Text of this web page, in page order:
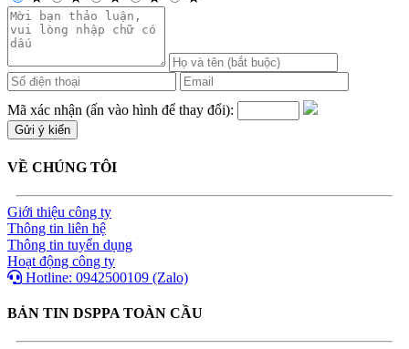
Mã xác nhận (ấn vào hình để thay đổi):
VỀ CHÚNG TÔI
Giới thiệu công ty
Thông tin liên hệ
Thông tin tuyển dụng
Hoạt động công ty
Hotline: 0942500109 (Zalo)
BẢN TIN DSPPA TOÀN CẦU